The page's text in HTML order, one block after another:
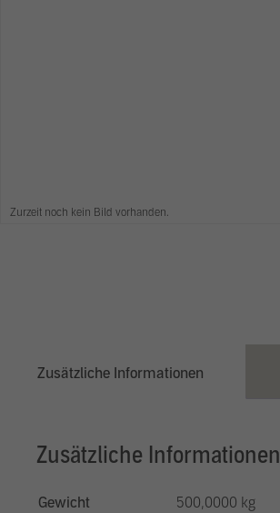
Zurzeit noch kein Bild vorhanden.
Zusätzliche Informationen
Zusätzliche Informationen
Gewicht
500,0000 kg